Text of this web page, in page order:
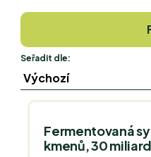
Seřadit dle:
Fermentovaná
kmenů, 30